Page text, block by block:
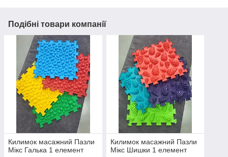
Подібні товари компанії
Килимок масажний Пазли
Мікс Галька 1 елемент
Килимок масажний Пазли
Мікс Шишки 1 елемент